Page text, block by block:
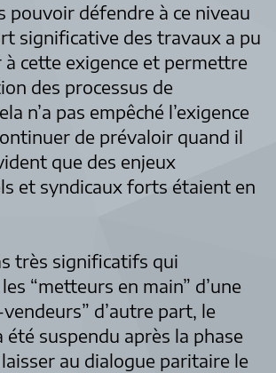
pouvoir défendre à ce niveau
significative des travaux a pu
à cette exigence et permettre
des processus de
n’a pas empêché l’exigence
de prévaloir quand il
que des enjeux
et syndicaux forts étaient en
très significatifs qui
“metteurs en main” d’une
d’autre part, le
été suspendu après la phase
au dialogue paritaire le